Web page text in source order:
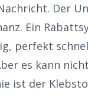
Der
Ein
perfekt
es kann
ist der